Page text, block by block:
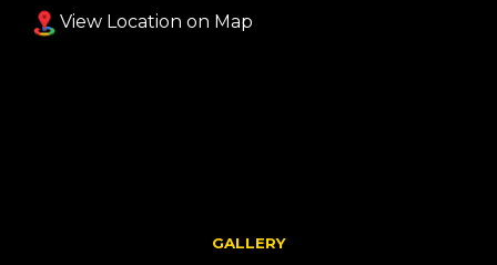
View Location on Map
GALLERY